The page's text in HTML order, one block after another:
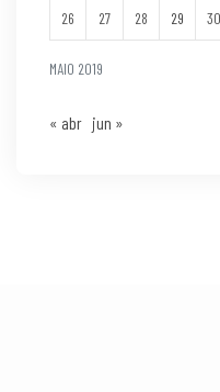
MAIO 2019
26 27 28 29 30
« abr jun »